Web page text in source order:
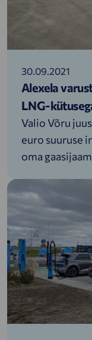
30.09.2021
Alexela
LNG-
Valio Võru
euro suuruse
oma
ning loovad
minna üle
uus süsteem